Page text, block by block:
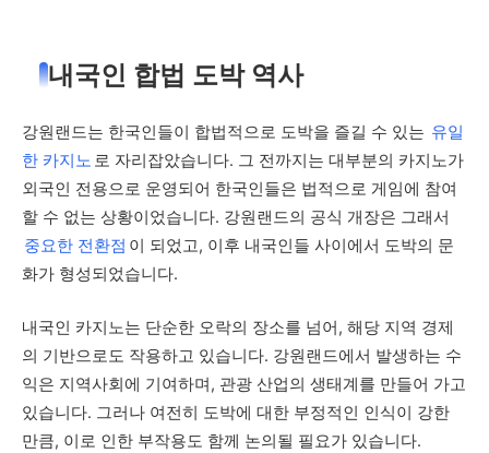
내국인 합법 도박 역사
강원랜드는 한국인들이 합법적으로 도박을 즐길 수 있는 유일
한 카지노 로 자리잡았습니다. 그 전까지는 대부분의 카지노가
외국인 전용으로 운영되어 한국인들은 법적으로 게임에 참여
할 수 없는 상황이었습니다. 강원랜드의 공식 개장은 그래서
중요한 전환점 이 되었고, 이후 내국인들 사이에서 도박의 문
화가 형성되었습니다.
내국인 카지노는 단순한 오락의 장소를 넘어, 해당 지역 경제
의 기반으로도 작용하고 있습니다. 강원랜드에서 발생하는 수
익은 지역사회에 기여하며, 관광 산업의 생태계를 만들어 가고
있습니다. 그러나 여전히 도박에 대한 부정적인 인식이 강한
만큼, 이로 인한 부작용도 함께 논의될 필요가 있습니다.